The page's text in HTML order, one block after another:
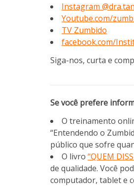
Instagram
Youtube.com/
TV Zumbido
facebook.com/
Siga-nos, curta e
Se você prefere
O treinamento
“Entendendo o
público que sofre
O livro “QUEM
de qualidade. Você
computador, tablet e